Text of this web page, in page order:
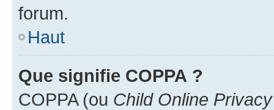
forum.
Haut
Que signifie COPPA ?
COPPA (ou Child Online